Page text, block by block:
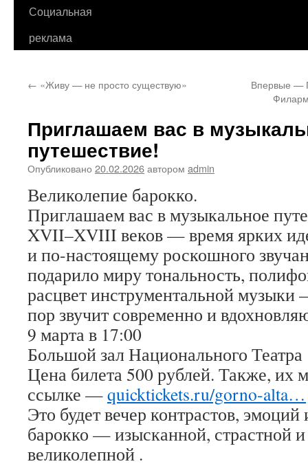
Социальная
реклама
← «Живу — не просто существую»
Впервые —
Приглашаем вас в
путешествие!
Опубликовано 20.02.2026автором admin
Великолепие барокко.
Приглашаем вас в музыкальное
XVII–XVIII веков — время ярких
и по-настоящему роскошного
подарило миру тональность,
расцвет инструментальной музыки
пор звучит современно и
9 марта в 17:00
Большой зал Национального Театра
Цена билета 500 рублей. Также, их
ссылке —quicktickets.ru/gorno-alta…
Это будет вечер контрастов,
барокко — изысканной, страстной
великолепной .